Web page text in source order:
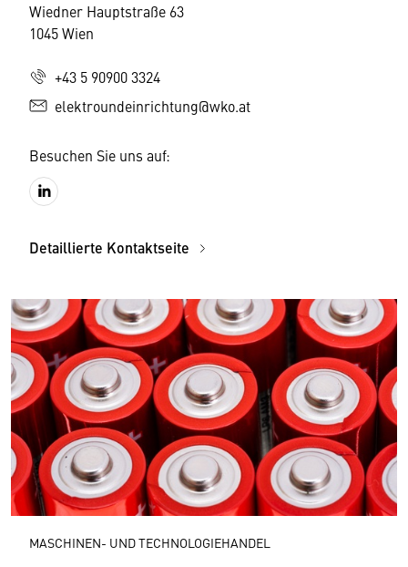
Wiedner Hauptstraße 63
1045 Wien
+43 5 90900 3324
elektroundeinrichtung@wko.at
Besuchen Sie uns auf:
Detaillierte Kontaktseite
MASCHINEN- UND TECHNOLOGIEHANDEL